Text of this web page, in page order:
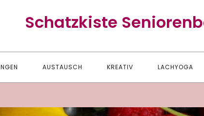
Schatzkiste
AUSTAUSCH KREATIV LACHYOGA